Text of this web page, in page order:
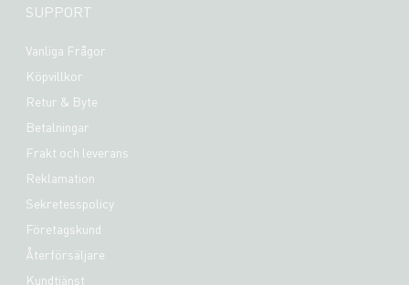
SUPPORT
Vanliga Frågor
Köpvillkor
Retur & Byte
Betalningar
Frakt och leverans
Reklamation
Sekretesspolicy
Företagskund
Återförsäljare
Kundtjänst